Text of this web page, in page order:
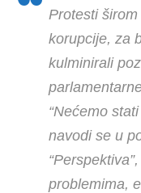
Protesti
korupcije, za
kulminirali
“Nećemo
navodi se u
problemima,